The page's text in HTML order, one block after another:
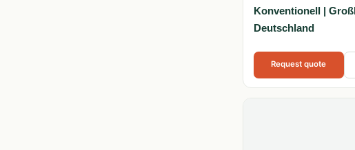
Konventionell |
Deutschland
Request quote